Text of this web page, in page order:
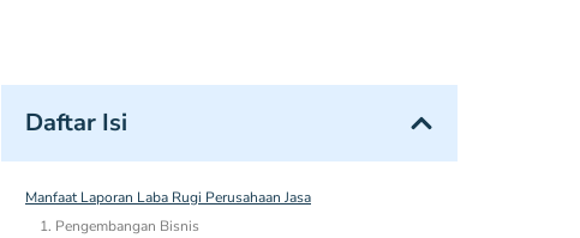
Daftar Isi
Manfaat Laporan Laba Rugi Perusahaan Jasa
1. Pengembangan Bisnis